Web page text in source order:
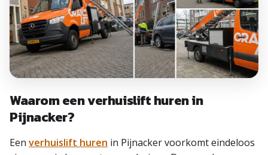
Waarom een verhuislift huren in
Pijnacker?
Een verhuislift huren in Pijnacker voorkomt eindeloos